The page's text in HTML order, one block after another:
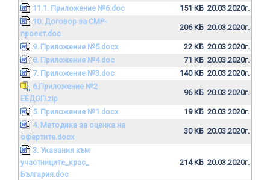
11.1. Приложение №6.doc 151 КБ 20.03.2020г.
10. Договор за СМР-
проект.doc
206 КБ 20.03.2020г.
9. Приложение №5.docx 22 КБ 20.03.2020г.
8. Приложение №4.doc
71 КБ 20.03.2020г.
7. Приложение №3.doc
140 КБ 20.03.2020г.
6.Приложение №2
ЕЕДОП.zip
96 КБ 20.03.2020г.
5. Приложение №1.docx 19 КБ 20.03.2020г.
4. Методика за оценка на
офертите.docx
30 КБ 20.03.2020г.
3. Указания към
участниците_крас_
България.doc
214 КБ 20.03.2020г.